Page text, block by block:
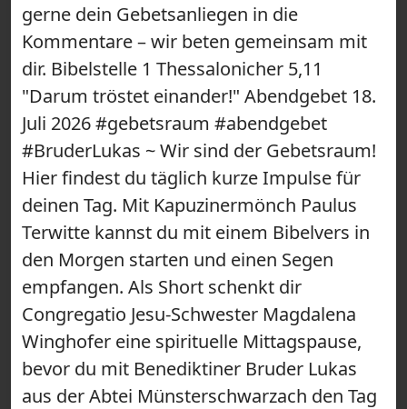
gerne dein Gebetsanliegen in die
Kommentare – wir beten gemeinsam mit
dir. Bibelstelle 1 Thessalonicher 5,11
"Darum tröstet einander!" Abendgebet 18.
Juli 2026 #gebetsraum #abendgebet
#BruderLukas ~ Wir sind der Gebetsraum!
Hier findest du täglich kurze Impulse für
deinen Tag. Mit Kapuzinermönch Paulus
Terwitte kannst du mit einem Bibelvers in
den Morgen starten und einen Segen
empfangen. Als Short schenkt dir
Congregatio Jesu-Schwester Magdalena
Winghofer eine spirituelle Mittagspause,
bevor du mit Benediktiner Bruder Lukas
aus der Abtei Münsterschwarzach den Tag